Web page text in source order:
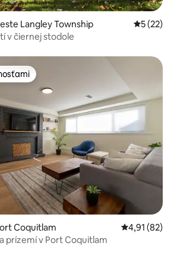
Langley Township
5 (22)
v čiernej stodole
Coquitlam Priemerné
4,91 (82)
prízemí v Port Coquitlam